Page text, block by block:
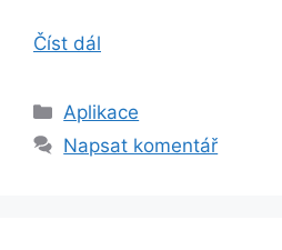
Číst dál
Rubriky
Aplikace
Napsat komentář